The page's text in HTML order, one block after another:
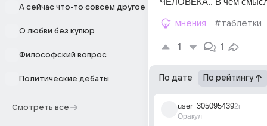
А сейчас что-то совсем другое
О любви без купюр
Философский вопрос
Политические дебаты
Смотреть все
мнения #таблетки
1 1
По дате По рейтингу
user_305095439
Оракул
2г